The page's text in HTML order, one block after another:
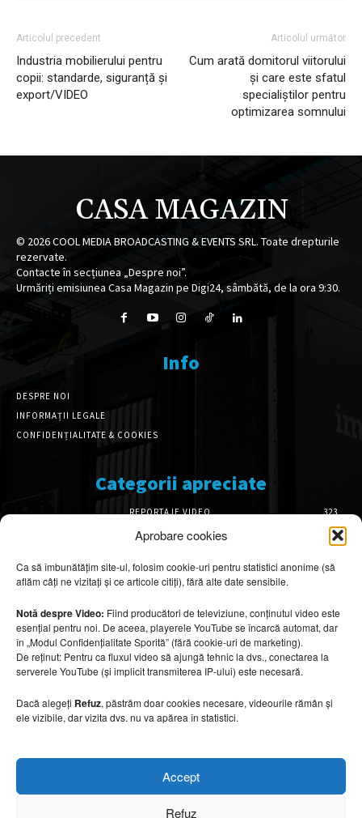
Aprobare cookies
Ca să îmbunătățim site-ul, folosim cookie-uri pentru statistici anonime (să
aflăm câți ne vizitați și ce articole citiți), fără alte date sensibile.
Notă despre Video: Fiind producători de televiziune, conținutul video este
esențial pentru noi. De aceea, playerele YouTube se încarcă automat, dar
în „Modul Confidențialitate Sporită” (fără cookie-uri de marketing).
De reținut: Pentru ca fluxul video să ajungă tehnic la dvs., conectarea la
serverele YouTube (și implicit transmiterea IP-ului) este necesară.
Dacă alegeți Refuz, păstrăm doar cookies necesare, videourile rămân și
ele vizibile, dar vizita dvs. nu va apărea în statistici.
Accept
Refuz
Articolul precedent
Industria mobilierului pentru
copii: standarde, siguranță și
export/VIDEO
Articolul următor
Cum arată domitorul viitorului
și care este sfatul
specialiștilor pentru
optimizarea somnului
CASA MAGAZIN
© 2026COOL MEDIA BROADCASTING & EVENTS SRL. Toate drepturile
rezervate.
Contacte în secțiunea „Despre noi”.
Urmăriți emisiunea Casa Magazin pe Digi24, sâmbătă, de la ora 9:30.
Info
DESPRE NOI
INFORMAȚII LEGALE
CONFIDENȚIALITATE & COOKIES
Categorii apreciate
REPORTAJE VIDEO
323
AMENAJĂRI INTERIOARE
126
DESIGN INTERIOR
64
ARHITECTURĂ & DESIGN
OPINII & ANALIZE
43
Articole recomandate
Secretele construirii bungalourilor
6 august 2026
Cum amenajezi curtea pentru seri de vară